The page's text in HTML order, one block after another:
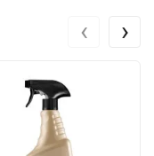
‹ ›